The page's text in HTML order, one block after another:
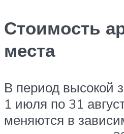
Стоимость
места
В период высокой
1 июля по 31
меняются в